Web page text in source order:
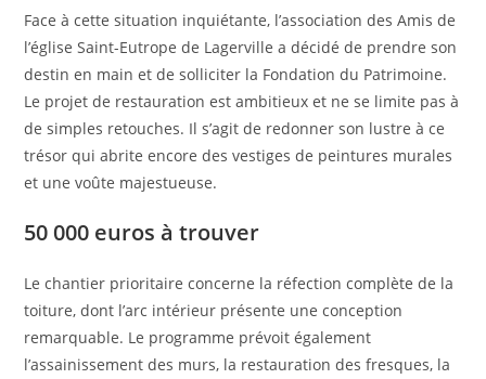
Face à cette situation inquiétante, l’association des Amis de
l’église Saint-Eutrope de Lagerville a décidé de prendre son
destin en main et de solliciter la Fondation du Patrimoine.
Le projet de restauration est ambitieux et ne se limite pas à
de simples retouches. Il s’agit de redonner son lustre à ce
trésor qui abrite encore des vestiges de peintures murales
et une voûte majestueuse.
50 000 euros à trouver
Le chantier prioritaire concerne la réfection complète de la
toiture, dont l’arc intérieur présente une conception
remarquable. Le programme prévoit également
l’assainissement des murs, la restauration des fresques, la